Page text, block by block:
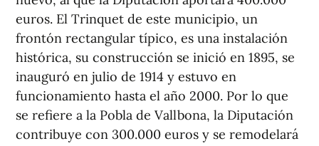
euros. El Trinquet de este municipio, un
frontón rectangular típico, es una instalación
histórica, su construcción se inició en 1895, se
inauguró en julio de 1914 y estuvo en
funcionamiento hasta el año 2000. Por lo que
se refiere a la Pobla de Vallbona, la Diputación
contribuye con 300.000 euros y se remodelará